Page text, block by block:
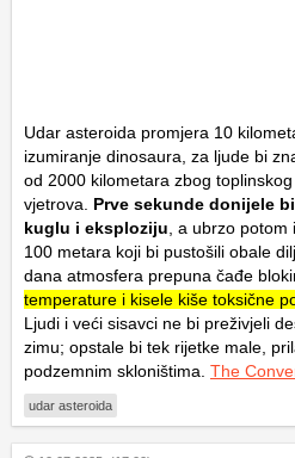
Udar asteroida promjera 10
izumiranje dinosaura, za ljude bi
od 2000 kilometara zbog
vjetrova. Prve sekunde donijele
kuglu i eksploziju , a ubrzo
100 metara koji bi pustošili obale
dana atmosfera prepuna čađe
temperature i kisele kiše toksične
Ljudi i veći sisavci ne bi preživjeli
zimu; opstale bi tek rijetke male,
podzemnim skloništima. The
udar asteroida